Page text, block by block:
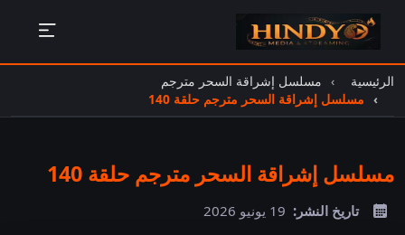
الرئيسية
مسلسل إشراقة السحر مترجم
مسلسل إشراقة السحر مترجم حلقة 140
مسلسل إشراقة السحر مترجم حلقة 140
تاريخ النشر: 19 يونيو 2026